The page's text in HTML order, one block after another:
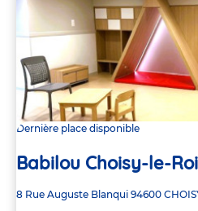
Dernière place disponible
Babilou Choisy-le-
Adresse
8 Rue Auguste Blanqui 94600